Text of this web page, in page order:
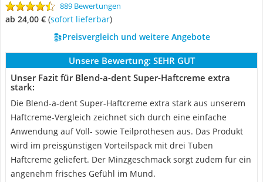
889 Bewertungen
ab 24,00 € ( Sofort lieferbar)
Preisvergleich und weitere Angebote
Unsere Bewertung: SEHR GUT
Unser Fazit für Blend-a-dent Super-Haftcreme extra
stark:
Die Blend-a-dent Super-Haftcreme extra stark aus unserem
Haftcreme-Vergleich zeichnet sich durch eine einfache
Anwendung auf Voll- sowie Teilprothesen aus. Das Produkt
wird im preisgünstigen Vorteilspack mit drei Tuben
Haftcreme geliefert. Der Minzgeschmack sorgt zudem für ein
angenehm frisches Gefühl im Mund.